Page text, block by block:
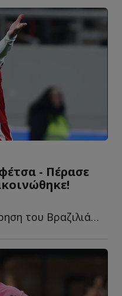
- Πέρασε
Ολοκληρώθηκε η αποχώρηση του Βραζιλιάνου ά...